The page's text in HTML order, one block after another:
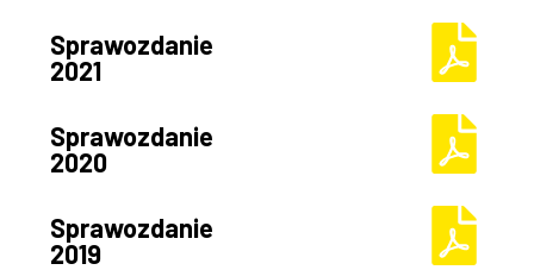
Sprawozdanie
2021
Sprawozdanie
2020
Sprawozdanie
2019